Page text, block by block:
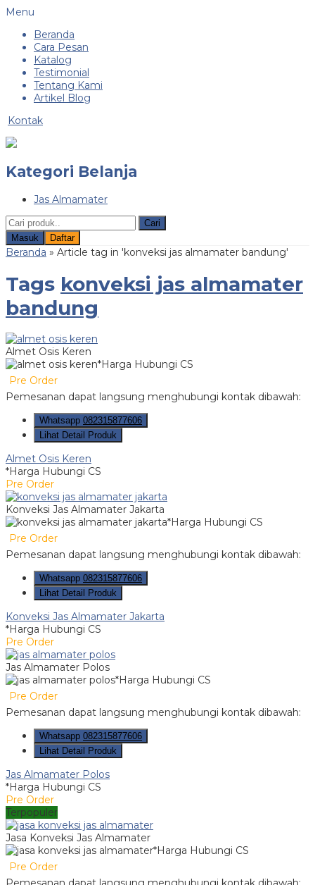
Menu
Beranda
Cara Pesan
Katalog
Testimonial
Tentang Kami
Artikel Blog
Kontak
Kategori Belanja
Jas Almamater
Cari
Masuk
Daftar
Beranda » Article tag in 'konveksi jas almamater bandung'
Tags konveksi jas almamater
bandung
Almet Osis Keren
*Harga Hubungi CS
Pre Order
Pemesanan dapat langsung menghubungi kontak dibawah:
Whatsapp 082315877606
Lihat Detail Produk
Almet Osis Keren
*Harga Hubungi CS
Pre Order
Konveksi Jas Almamater Jakarta
*Harga Hubungi CS
Pre Order
Pemesanan dapat langsung menghubungi kontak dibawah:
Whatsapp 082315877606
Lihat Detail Produk
Konveksi Jas Almamater Jakarta
*Harga Hubungi CS
Pre Order
Jas Almamater Polos
*Harga Hubungi CS
Pre Order
Pemesanan dapat langsung menghubungi kontak dibawah:
Whatsapp 082315877606
Lihat Detail Produk
Jas Almamater Polos
*Harga Hubungi CS
Pre Order
Terpopuler
Jasa Konveksi Jas Almamater
*Harga Hubungi CS
Pre Order